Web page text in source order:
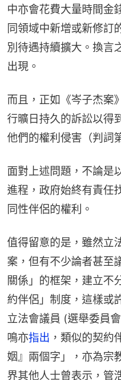
中亦會花費大量時間金
同領域中新增或新修訂
別待遇持續擴大。換言
出現。
而且，正如《岑子杰案
行曠日持久的訴訟以得
他們的權利侵害（判詞
面對上述問題，不論是
進程，政府始終有責任
同性伴侶的權利。
值得留意的是，雖然立
案，但有不少論者甚至
關係」的框架，建立不
約伴侶」制度，這樣或
立法會議員 (選舉委員
鳴亦指出 ，類似的契約
姻』兩個字」，亦為宗
界其他人士曾表示，管